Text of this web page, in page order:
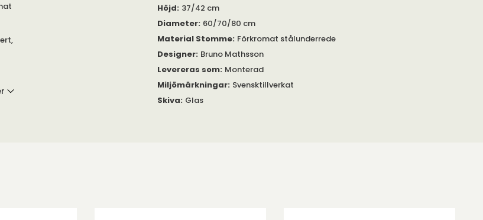
Höjd: 37/42 cm
Diameter: 60/70/80 cm
Material Stomme: Förkromat stålunderrede
Designer: Bruno Mathsson
Levereras som: Monterad
Miljömärkningar: Svensktillverkat
Skiva: Glas